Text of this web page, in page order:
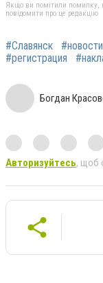
Якщо ви помітили помилку,
повідомити про це редакцію
#Славянск #новости
#регистрация
Богдан
Авторизуйтесь, щоб